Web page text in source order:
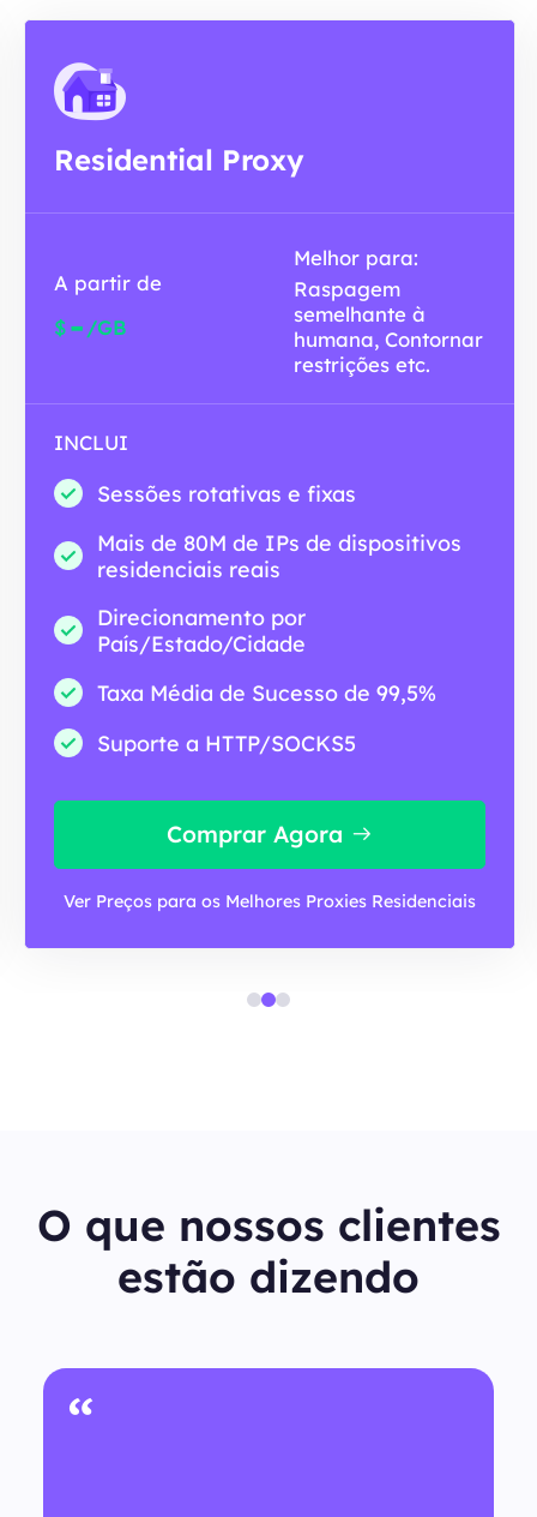
Residential Proxy
A partir de
$- /GB
Melhor para:
Raspagem
semelhante à
humana, Contornar
restrições etc.
INCLUI
Sessões rotativas e fixas
Mais de 80M de IPs de dispositivos
residenciais reais
Direcionamento por
País/Estado/Cidade
Taxa Média de Sucesso de 99,5%
Suporte a HTTP/SOCKS5
Comprar Agora
Ver Preços para os Melhores Proxies Residenciais
O que nossos clientes
estão dizendo
“